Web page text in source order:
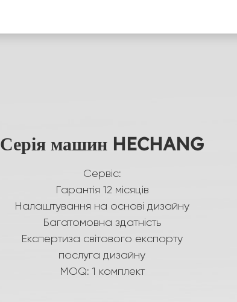
Серія машин HECHANG
Сервіс:
Гарантія 12 місяців
Налаштування на основі дизайну
Багатомовна здатність
Експертиза світового експорту
послуга дизайну
MOQ: 1 комплект